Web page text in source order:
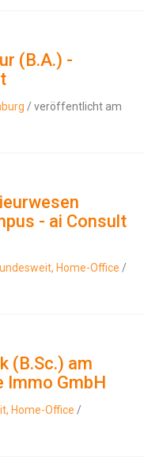
(B.A.) -
/ veröffentlicht am
- ai Consult
Home-Office /
(B.Sc.) am
Immo GmbH
Home-Office /